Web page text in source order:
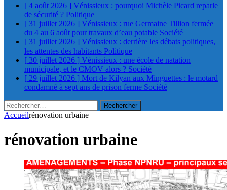
[ 4 août 2026 ] Vénissieux : pourquoi Michèle Picard reparle
de sécurité ? Politique
[ 31 juillet 2026 ] Vénissieux : rue Germaine Tillion fermée
du 4 au 6 août pour travaux d’eau potable Société
[ 31 juillet 2026 ] Vénissieux : derrière les débats politiques,
les attentes des habitants Politique
[ 30 juillet 2026 ] Vénissieux : une école de natation
municipale, et le CMOV alors ? Société
[ 29 juillet 2026 ] Mort de Kilyan aux Minguettes : le motard
condamné à sept ans de prison ferme Société
Rechercher :
Accueilrénovation urbaine
rénovation urbaine